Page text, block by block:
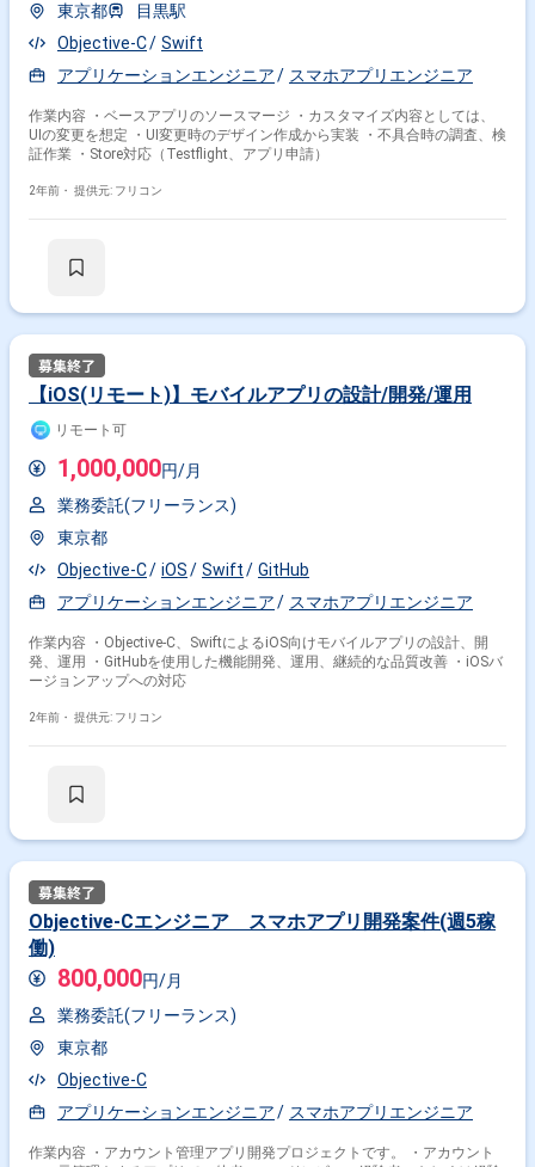
東京都
目黒駅
Objective-C
Swift
アプリケーションエンジニア
スマホアプリエンジニア
作業内容 ・ベースアプリのソースマージ ・カスタマイズ内容としては、
UIの変更を想定 ・UI変更時のデザイン作成から実装 ・不具合時の調査、検
証作業 ・Store対応（Testflight、アプリ申請）
2年前・ 提供元: フリコン
【iOS(リモート)】モバイルアプリの設計/開発/運用
リモート可
1,000,000円/月
業務委託(フリーランス)
東京都
Objective-C
iOS Swift
GitHub
アプリケーションエンジニア
スマホアプリエンジニア
作業内容 ・Objective-C、SwiftによるiOS向けモバイルアプリの設計、開
発、運用 ・GitHubを使用した機能開発、運用、継続的な品質改善 ・iOSバ
ージョンアップへの対応
2年前・ 提供元: フリコン
Objective-Cエンジニア スマホアプリ開発案件(週5稼
働)
800,000円/月
業務委託(フリーランス)
東京都
Objective-C
アプリケーションエンジニア
スマホアプリエンジニア
作業内容 ・アカウント管理アプリ開発プロジェクトです。 ・アカウント